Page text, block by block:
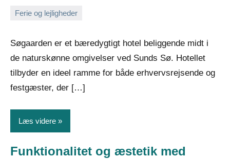
Ferie og lejligheder
2026
Søgaarden er et bæredygtigt hotel beliggende midt i
de naturskønne omgivelser ved Sunds Sø. Hotellet
tilbyder en ideel ramme for både erhvervsrejsende og
festgæster, der […]
Læs videre
Funktionalitet og æstetik med